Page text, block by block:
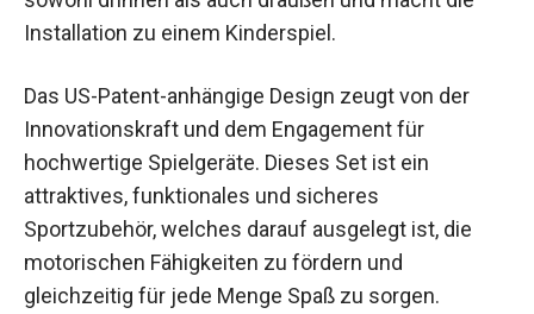
Nutzung sowohl drinnen als auch draußen und
macht die Installation zu einem Kinderspiel.
Das US-Patent-anhängige Design zeugt von der
Innovationskraft und dem Engagement für
hochwertige Spielgeräte. Dieses Set ist ein
attraktives, funktionales und sicheres
Sportzubehör, welches darauf ausgelegt ist, die
motorischen Fähigkeiten zu fördern und